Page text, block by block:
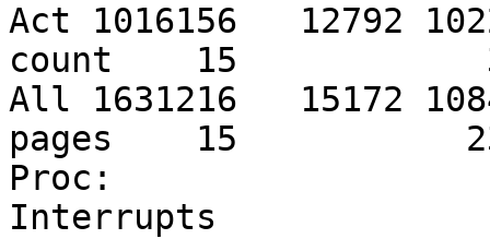
Act 1016156   12792
count    15
All 1631216   15172
pages    15
Proc:
Interrupts